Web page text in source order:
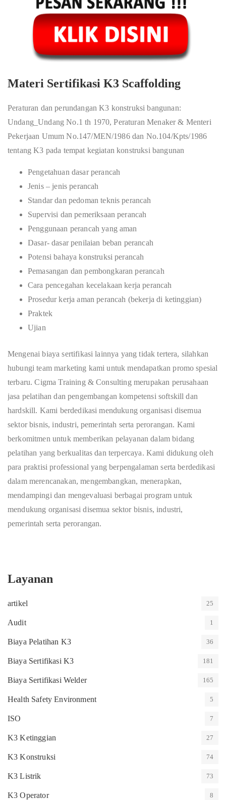
Materi Sertifikasi K3 Scaffolding
Peraturan dan perundangan K3 konstruksi bangunan:
Undang_Undang No.1 th 1970, Peraturan Menaker & Menteri
Pekerjaan Umum No.147/MEN/1986 dan No.104/Kpts/1986
tentang K3 pada tempat kegiatan konstruksi bangunan
Pengetahuan dasar perancah
Jenis – jenis perancah
Standar dan pedoman teknis perancah
Supervisi dan pemeriksaan perancah
Penggunaan perancah yang aman
Dasar- dasar penilaian beban perancah
Potensi bahaya konstruksi perancah
Pemasangan dan pembongkaran perancah
Cara pencegahan kecelakaan kerja perancah
Prosedur kerja aman perancah (bekerja di ketinggian)
Praktek
Ujian
Mengenai biaya sertifikasi lainnya yang tidak tertera, silahkan
hubungi team marketing kami untuk mendapatkan promo spesial
terbaru. Cigma Training & Consulting merupakan perusahaan
jasa pelatihan dan pengembangan kompetensi softskill dan
hardskill. Kami berdedikasi mendukung organisasi disemua
sektor bisnis, industri, pemerintah serta perorangan. Kami
berkomitmen untuk memberikan pelayanan dalam bidang
pelatihan yang berkualitas dan terpercaya. Kami didukung oleh
para praktisi professional yang berpengalaman serta berdedikasi
dalam merencanakan, mengembangkan, menerapkan,
mendampingi dan mengevaluasi berbagai program untuk
mendukung organisasi disemua sektor bisnis, industri,
pemerintah serta perorangan.
Layanan
artikel 25
Audit 1
Biaya Pelatihan K3 36
Biaya Sertifikasi K3 181
Biaya Sertifikasi Welder 165
Health Safety Environment 5
ISO 7
K3 Ketinggian 27
K3 Konstruksi 74
K3 Listrik 73
K3 Operator 8